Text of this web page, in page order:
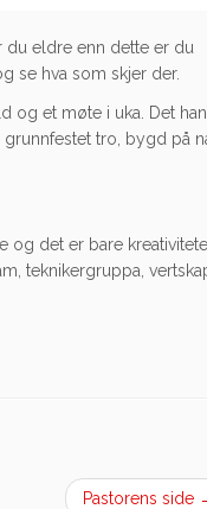
du eldre enn dette er du
se hva som skjer der.
og et møte i uka. Det
tro, bygd på
og det er bare
teknikergruppa,
Pastorens side